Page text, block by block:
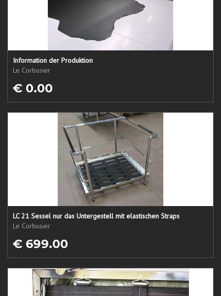
Information der Produktion
Le Corbusier
€ 0.00
LC 21 Sessel nur das Untergestell mit elastischen Straps
Le Corbusier
€ 699.00